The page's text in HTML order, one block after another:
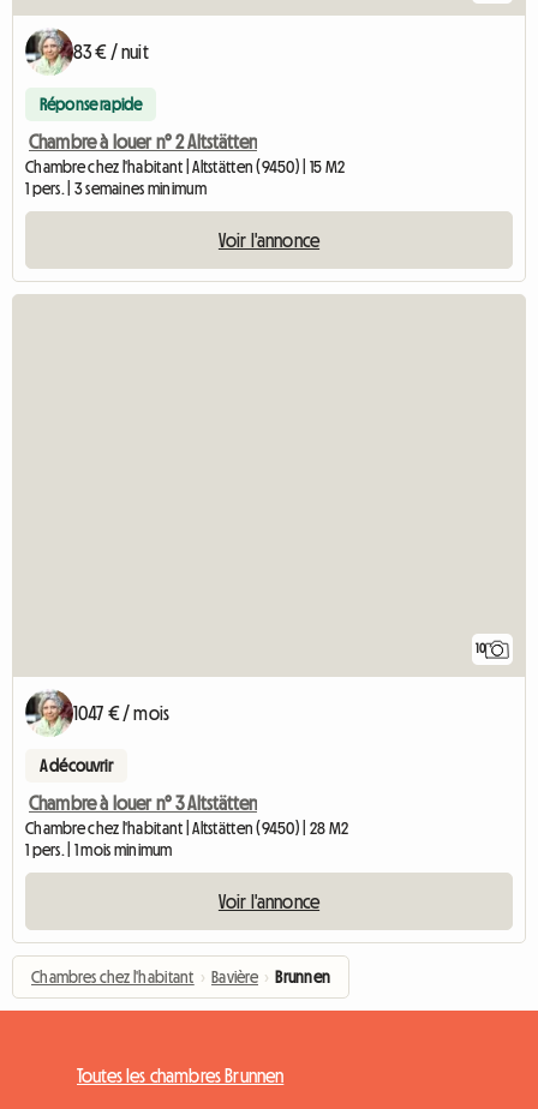
83 € / nuit
Réponse rapide
Chambre à louer n° 2 Altstätten
Chambre chez l'habitant | Altstätten (9450) | 15 M2
1 pers. | 3 semaines minimum
Voir l'annonce
10
1047 € / mois
A découvrir
Chambre à louer n° 3 Altstätten
Chambre chez l'habitant | Altstätten (9450) | 28 M2
1 pers. | 1 mois minimum
Voir l'annonce
Chambres chez l'habitant › Bavière › Brunnen
Toutes les chambres Brunnen